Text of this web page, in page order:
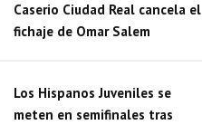
Caserio Ciudad Real cancela el
fichaje de Omar Salem
Los Hispanos Juveniles se
meten en semifinales tras